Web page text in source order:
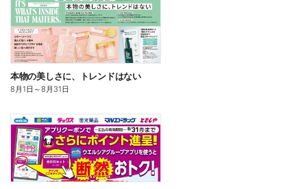
本物の美しさに、トレンドはない
8月1日 ～8月31日